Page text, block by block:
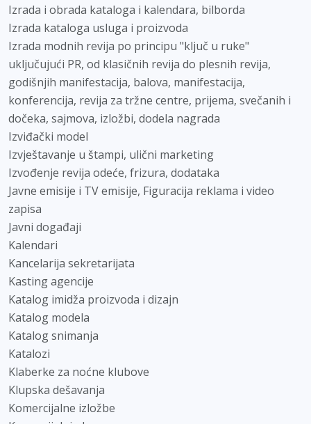
Izrada i obrada kataloga i kalendara, bilborda
Izrada kataloga usluga i proizvoda
Izrada modnih revija po principu "ključ u ruke"
uključujući PR, od klasičnih revija do plesnih revija,
godišnjih manifestacija, balova, manifestacija,
konferencija, revija za tržne centre, prijema, svečanih i
dočeka, sajmova, izložbi, dodela nagrada
Izviđački model
Izvještavanje u štampi, ulični marketing
Izvođenje revija odeće, frizura, dodataka
Javne emisije i TV emisije, Figuracija reklama i video
zapisa
Javni događaji
Kalendari
Kancelarija sekretarijata
Kasting agencije
Katalog imidža proizvoda i dizajn
Katalog modela
Katalog snimanja
Katalozi
Klaberke za noćne klubove
Klupska dešavanja
Komercijalne izložbe